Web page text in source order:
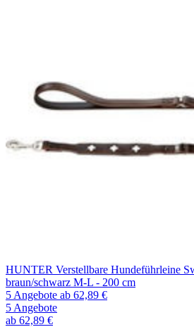
HUNTER Verstellbare Hundeführleine
braun/schwarz M-L - 200 cm
5 Angebote ab 62,89 €
5 Angebote
ab 62,89 €